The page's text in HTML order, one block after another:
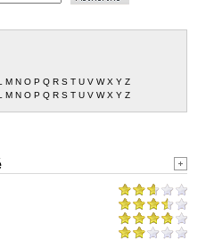
M N O P Q R S T U V W X Y Z
M N O P Q R S T U V W X Y Z